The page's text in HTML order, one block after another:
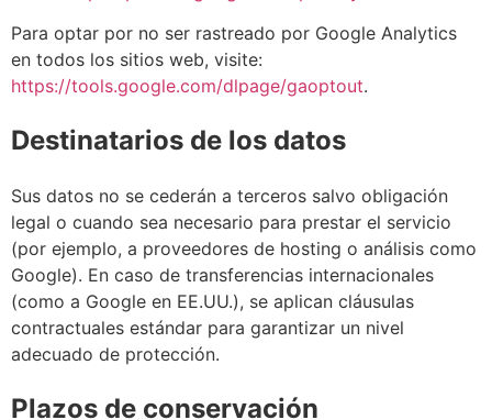
Para optar por no ser rastreado por Google Analytics
en todos los sitios web, visite:
https://tools.google.com/dlpage/gaoptout.
Destinatarios de los datos
Sus datos no se cederán a terceros salvo obligación
legal o cuando sea necesario para prestar el servicio
(por ejemplo, a proveedores de hosting o análisis como
Google). En caso de transferencias internacionales
(como a Google en EE.UU.), se aplican cláusulas
contractuales estándar para garantizar un nivel
adecuado de protección.
Plazos de conservación